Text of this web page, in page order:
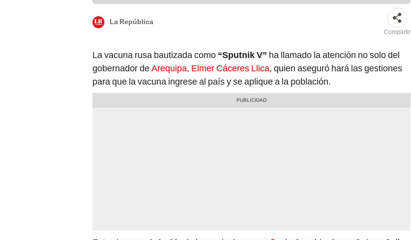
La República
Compartir
La vacuna rusa bautizada como “Sputnik V” ha llamado la atención no solo del
gobernador deArequipa, Elmer Cáceres Llica, quien aseguró hará las gestiones
para que la vacuna ingrese al país y se aplique a la población.